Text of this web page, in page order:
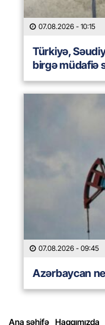
07.08.2026 - 10:15
Türkiyə,
birgə müdafiə
07.08.2026 - 09:45
Azərbaycan
Ana səhifə Haqqımızda